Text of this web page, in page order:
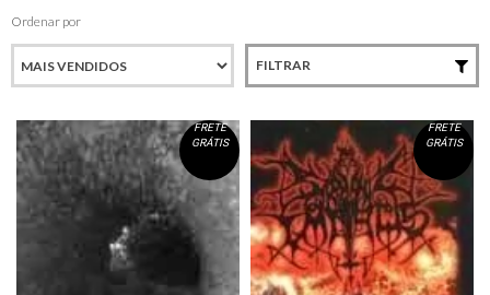
Ordenar por
FILTRAR
FRETE
GRÁTIS
FRETE
GRÁTIS